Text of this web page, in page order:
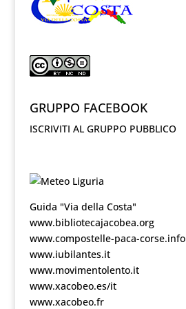
GRUPPO FACEBOOK
ISCRIVITI AL GRUPPO PUBBLICO
Guida "Via della Costa"
www.bibliotecajacobea.org
www.compostelle-paca-corse.info
www.iubilantes.it
www.movimentolento.it
www.xacobeo.es/it
www.xacobeo.fr